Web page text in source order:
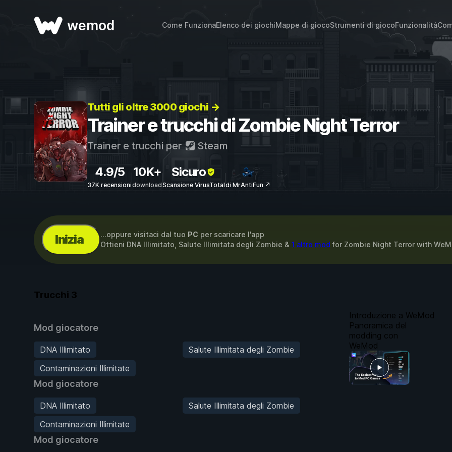
wemod Come FunzionaElenco dei giochiMappe di giocoStrumenti di giocoFunzionalità
Tutti gli oltre 3000 giochi →
Trainer e trucchi di Zombie Night Terror
Trainer e trucchi per Steam
4.9/5
37K recensioni
10K+
download
Sicuro
Scansione VirusTotaldi MrAntiFun ↗
Inizia ...oppure visitaci dal tuo PC per scaricare l'app
Ottieni DNA Illimitato, Salute Illimitata degli Zombie & 1 altro mod for Zombie Night Terror with
Trucchi 3
Mod giocatore
DNA Illimitato
Salute Illimitata degli Zombie
Contaminazioni Illimitate
Mod giocatore
DNA Illimitato
Salute Illimitata degli Zombie
Contaminazioni Illimitate
Mod giocatore
Introduzione a WeMod
Panoramica del
modding con
WeMod